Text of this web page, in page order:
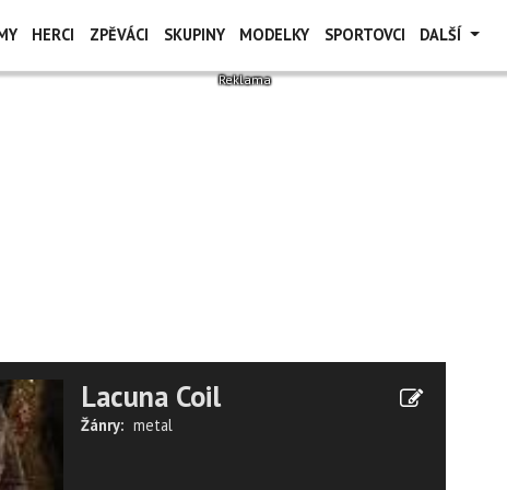
HERCI ZPĚVÁCI SKUPINY MODELKY SPORTOVCI DALŠÍ
Lacuna Coil
Žánry: metal